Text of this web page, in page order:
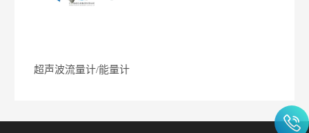
超声波流量计/能量计